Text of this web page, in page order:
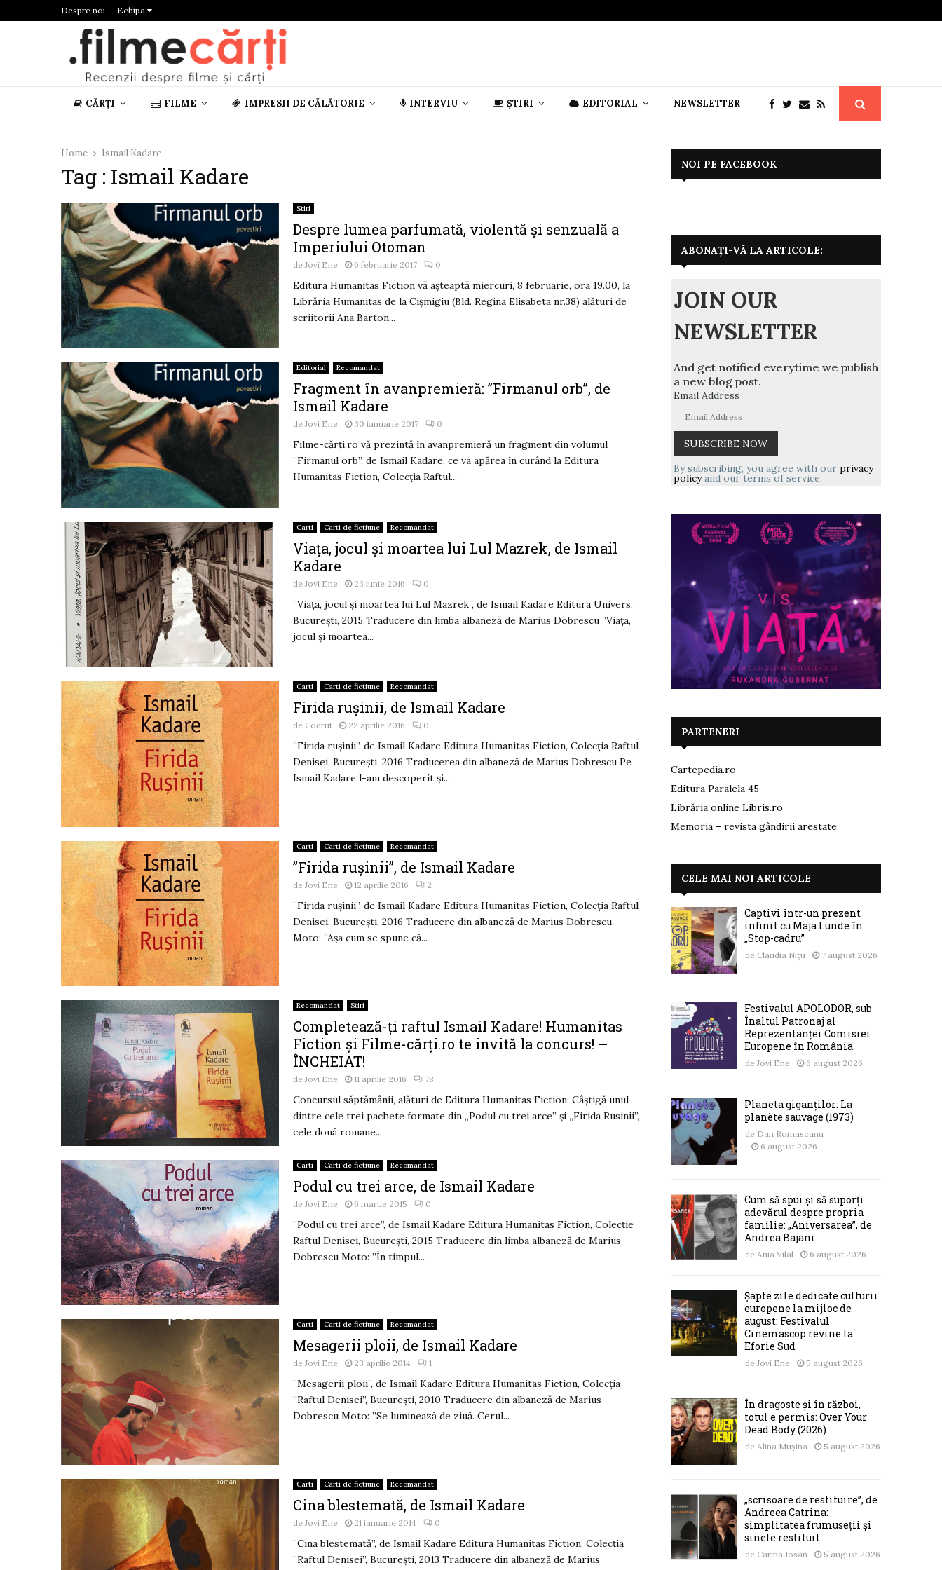
Despre noi Echipa
CĂRȚI FILME IMPRESII DE CĂLĂTORIE INTERVIU ȘTIRI EDITORIAL NEWSLETTER
Home Ismail Kadare
Tag : Ismail Kadare
Stiri
Despre lumea parfumată, violentă şi senzuală a
Imperiului Otoman
de Jovi Ene 6 februarie 2017 0
Editura Humanitas Fiction vă aşteaptă miercuri, 8 februarie, ora 19.00, la
Librăria Humanitas de la Cişmigiu (Bld. Regina Elisabeta nr.38) alături de
scriitorii Ana Barton...
Editorial Recomandat
Fragment în avanpremieră: ”Firmanul orb”, de
Ismail Kadare
deJovi Ene 30 ianuarie 2017 0
Filme-cărți.ro vă prezintă în avanpremieră un fragment din volumul
”Firmanul orb”, de Ismail Kadare, ce va apărea în curând la Editura
Humanitas Fiction, Colecția Raftul...
Carti Carti de fictiune Recomandat
Viața, jocul și moartea lui Lul Mazrek, de Ismail
Kadare
de Jovi Ene 23 iunie 2016 0
”Viața, jocul și moartea lui Lul Mazrek”, de Ismail Kadare Editura Univers,
București, 2015 Traducere din limba albaneză de Marius Dobrescu ”Viața,
jocul și moartea...
Carti Carti de fictiune Recomandat
Firida ruşinii, de Ismail Kadare
de Codrut 22 aprilie 2016 0
”Firida ruşinii”, de Ismail Kadare Editura Humanitas Fiction, Colecția Raftul
Denisei, Bucureşti, 2016 Traducerea din albaneză de Marius Dobrescu Pe
Ismail Kadare l-am descoperit şi...
Carti Carti de fictiune Recomandat
”Firida rușinii”, de Ismail Kadare
de Jovi Ene 12 aprilie 2016 2
”Firida rușinii”, de Ismail Kadare Editura Humanitas Fiction, Colecția Raftul
Denisei, București, 2016 Traducere din albaneză de Marius Dobrescu
Moto: ”Așa cum se spune că...
Recomandat Stiri
Completează-ți raftul Ismail Kadare! Humanitas
Fiction şi Filme-cărți.ro te invită la concurs! –
ÎNCHEIAT!
deJovi Ene 11 aprilie 2016 78
Concursul săptămânii, alături de Editura Humanitas Fiction: Câştigă unul
dintre cele trei pachete formate din „Podul cu trei arce” şi „Firida Rusinii”,
cele două romane...
Carti Carti de fictiune Recomandat
Podul cu trei arce, de Ismail Kadare
de Jovi Ene 6 martie 2015 0
”Podul cu trei arce”, de Ismail Kadare Editura Humanitas Fiction, Colecție
Raftul Denisei, București, 2015 Traducere din limba albaneză de Marius
Dobrescu Moto: ”În timpul...
Carti Carti de fictiune Recomandat
Mesagerii ploii, de Ismail Kadare
deJovi Ene 23 aprilie 2014 1
”Mesagerii ploii”, de Ismail Kadare Editura Humanitas Fiction, Colecția
”Raftul Denisei”, București, 2010 Traducere din albaneză de Marius
Dobrescu Moto: ”Se luminează de ziuă. Cerul...
Carti Carti de fictiune Recomandat
Cina blestemată, de Ismail Kadare
de Jovi Ene 21 ianuarie 2014 0
”Cina blestemată”, de Ismail Kadare Editura Humanitas Fiction, Colecţia
”Raftul Denisei”, Bucureşti, 2013 Traducere din albaneză de Marius
NOI PE FACEBOOK
ABONAȚI-VĂ LA ARTICOLE:
JOIN OUR
NEWSLETTER
And get notified everytime we publish
a new blog post.
Email Address
By subscribing, you agree with our privacy
policyand our terms of service.
PARTENERI
Cartepedia.ro
Editura Paralela 45
Librăria online Libris.ro
Memoria – revista gândirii arestate
CELE MAI NOI ARTICOLE
Captivi într-un prezent
infinit cu Maja Lunde în
„Stop-cadru”
de Claudia Nițu 7 august 2026
Festivalul APOLODOR, sub
Înaltul Patronaj al
Reprezentanței Comisiei
Europene în România
de Jovi Ene 6 august 2026
Planeta giganților: La
planète sauvage (1973)
de Dan Romascanu
6 august 2026
Cum să spui și să suporți
adevărul despre propria
familie: „Aniversarea”, de
Andrea Bajani
de Ania Vilal 6 august 2026
Șapte zile dedicate culturii
europene la mijloc de
august: Festivalul
Cinemascop revine la
Eforie Sud
de Jovi Ene 5 august 2026
În dragoste și în război,
totul e permis: Over Your
Dead Body (2026)
de Alina Mușina 5 august 2026
„scrisoare de restituire”, de
Andreea Catrina:
simplitatea frumuseții și
sinele restituit
de Carina Josan 5 august 2026